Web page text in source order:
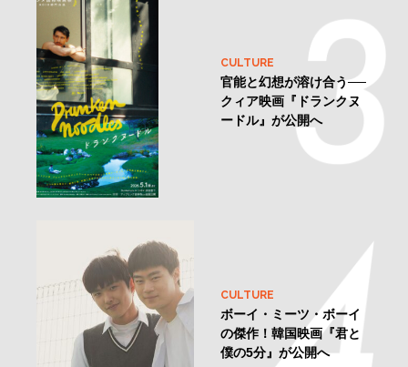
CULTURE
官能と幻想が溶け合う──
クィア映画『ドランクヌ
ードル』が公開へ
CULTURE
ボーイ・ミーツ・ボーイ
の傑作！韓国映画『君と
僕の5分』が公開へ